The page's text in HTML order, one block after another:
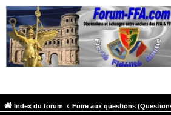
Index du forum Foire aux questions